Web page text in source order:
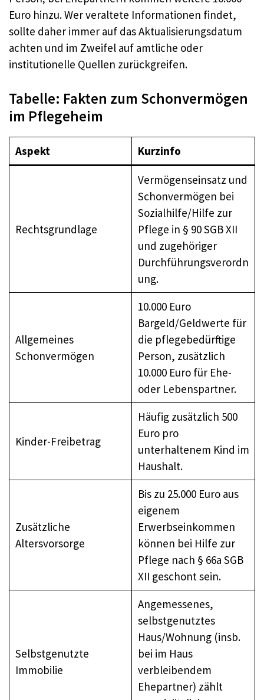
Euro hinzu. Wer veraltete Informationen findet,
sollte daher immer auf das Aktualisierungsdatum
achten und im Zweifel auf amtliche oder
institutionelle Quellen zurückgreifen.
Tabelle: Fakten zum Schonvermögen
im Pflegeheim
Aspekt Kurzinfo
Rechtsgrundlage
Vermögenseinsatz und
Schonvermögen bei
Sozialhilfe/Hilfe zur
Pflege in § 90 SGB XII
und zugehöriger
Durchführungsverordn
ung.
Allgemeines
Schonvermögen
10.000 Euro
Bargeld/Geldwerte für
die pflegebedürftige
Person, zusätzlich
10.000 Euro für Ehe-
oder Lebenspartner.
Kinder-Freibetrag
Häufig zusätzlich 500
Euro pro
unterhaltenem Kind im
Haushalt.
Zusätzliche
Altersvorsorge
Bis zu 25.000 Euro aus
eigenem
Erwerbseinkommen
können bei Hilfe zur
Pflege nach § 66a SGB
XII geschont sein.
Selbstgenutzte
Immobilie
Angemessenes,
selbstgenutztes
Haus/Wohnung (insb.
bei im Haus
verbleibendem
Ehepartner) zählt